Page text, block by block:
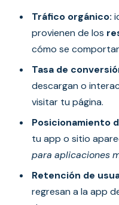
Tráfico orgánico:
provienen de los
cómo se
Tasa de
descargan o
visitar tu página.
Posicionamiento
tu app o sitio
para aplicaciones
Retención de
regresan a la app